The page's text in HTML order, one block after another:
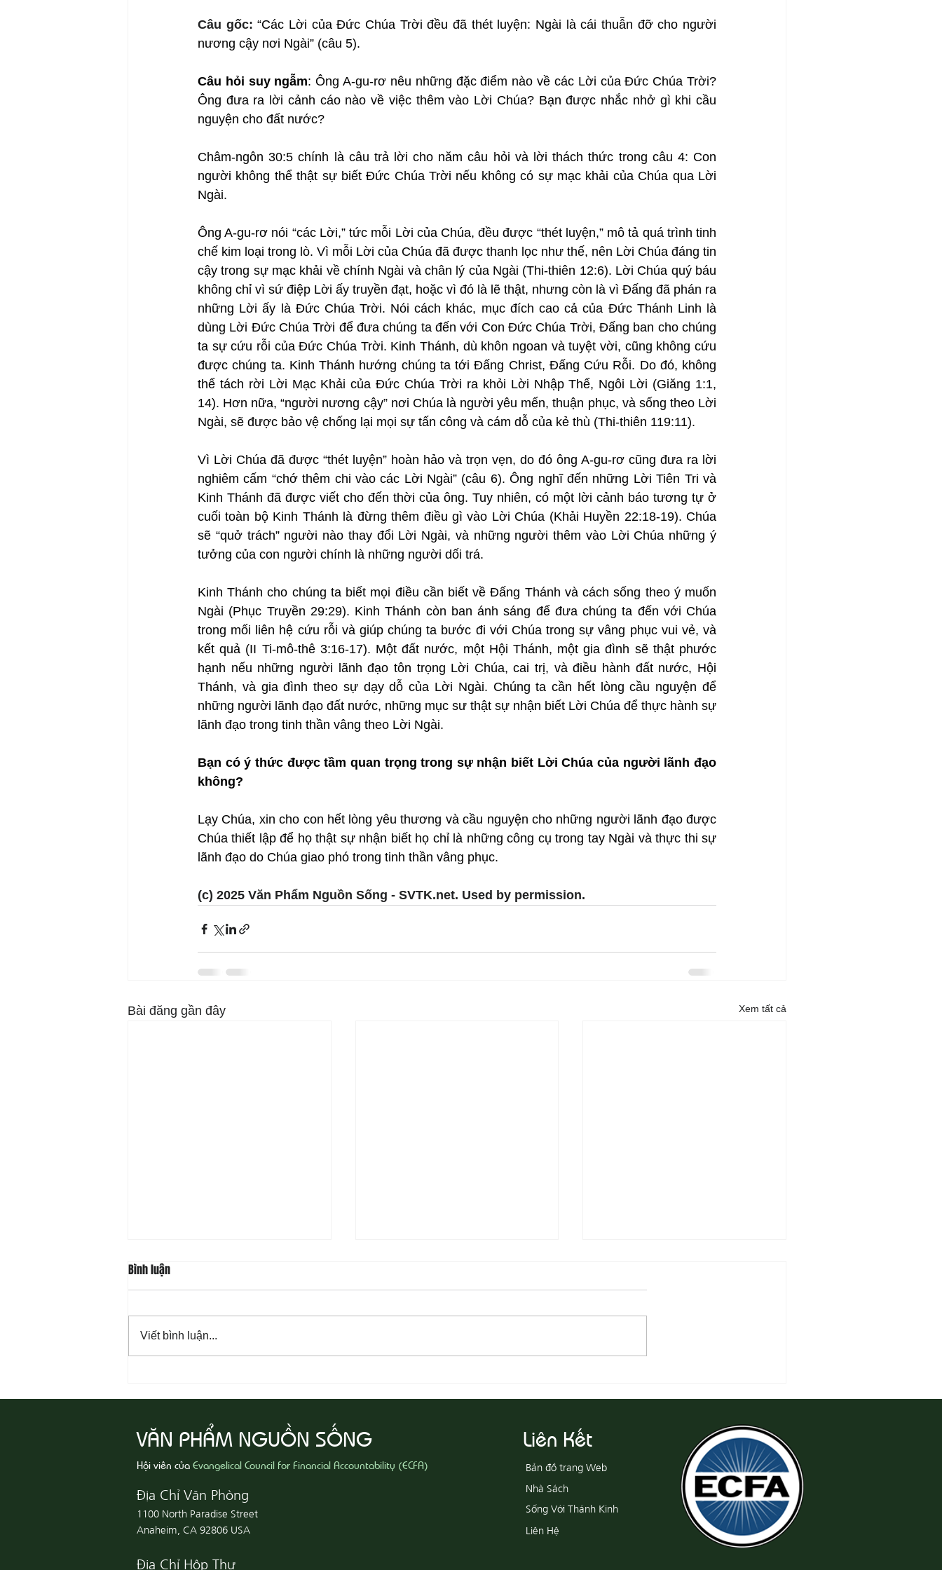
Câu gốc: “Các Lời của Đức Chúa Trời đều đã thét luyện: Ngài là cái thuẫn đỡ cho người
nương cậy nơi Ngài” (câu 5).
Câu hỏi suy ngẫm: Ông A-gu-rơ nêu những đặc điểm nào về các Lời của Đức Chúa Trời?
Ông đưa ra lời cảnh cáo nào về việc thêm vào Lời Chúa? Bạn được nhắc nhở gì khi cầu
nguyện cho đất nước?
Châm-ngôn 30:5 chính là câu trả lời cho năm câu hỏi và lời thách thức trong câu 4: Con
người không thể thật sự biết Đức Chúa Trời nếu không có sự mạc khải của Chúa qua Lời
Ngài.
Ông A-gu-rơ nói “các Lời,” tức mỗi Lời của Chúa, đều được “thét luyện,” mô tả quá trình tinh
chế kim loại trong lò. Vì mỗi Lời của Chúa đã được thanh lọc như thế, nên Lời Chúa đáng tin
cậy trong sự mạc khải về chính Ngài và chân lý của Ngài (Thi-thiên 12:6). Lời Chúa quý báu
không chỉ vì sứ điệp Lời ấy truyền đạt, hoặc vì đó là lẽ thật, nhưng còn là vì Đấng đã phán ra
những Lời ấy là Đức Chúa Trời. Nói cách khác, mục đích cao cả của Đức Thánh Linh là
dùng Lời Đức Chúa Trời để đưa chúng ta đến với Con Đức Chúa Trời, Đấng ban cho chúng
ta sự cứu rỗi của Đức Chúa Trời. Kinh Thánh, dù khôn ngoan và tuyệt vời, cũng không cứu
được chúng ta. Kinh Thánh hướng chúng ta tới Đấng Christ, Đấng Cứu Rỗi. Do đó, không
thể tách rời Lời Mạc Khải của Đức Chúa Trời ra khỏi Lời Nhập Thể, Ngôi Lời (Giăng 1:1,
14). Hơn nữa, “người nương cậy” nơi Chúa là người yêu mến, thuận phục, và sống theo Lời
Ngài, sẽ được bảo vệ chống lại mọi sự tấn công và cám dỗ của kẻ thù (Thi-thiên 119:11).
Vì Lời Chúa đã được “thét luyện” hoàn hảo và trọn vẹn, do đó ông A-gu-rơ cũng đưa ra lời
nghiêm cấm “chớ thêm chi vào các Lời Ngài” (câu 6). Ông nghĩ đến những Lời Tiên Tri và
Kinh Thánh đã được viết cho đến thời của ông. Tuy nhiên, có một lời cảnh báo tương tự ở
cuối toàn bộ Kinh Thánh là đừng thêm điều gì vào Lời Chúa (Khải Huyền 22:18-19). Chúa
sẽ “quở trách” người nào thay đổi Lời Ngài, và những người thêm vào Lời Chúa những ý
tưởng của con người chính là những người dối trá.
Kinh Thánh cho chúng ta biết mọi điều cần biết về Đấng Thánh và cách sống theo ý muốn
Ngài (Phục Truyền 29:29). Kinh Thánh còn ban ánh sáng để đưa chúng ta đến với Chúa
trong mối liên hệ cứu rỗi và giúp chúng ta bước đi với Chúa trong sự vâng phục vui vẻ, và
kết quả (II Ti-mô-thê 3:16-17). Một đất nước, một Hội Thánh, một gia đình sẽ thật phước
hạnh nếu những người lãnh đạo tôn trọng Lời Chúa, cai trị, và điều hành đất nước, Hội
Thánh, và gia đình theo sự dạy dỗ của Lời Ngài. Chúng ta cần hết lòng cầu nguyện để
những người lãnh đạo đất nước, những mục sư thật sự nhận biết Lời Chúa để thực hành sự
lãnh đạo trong tinh thần vâng theo Lời Ngài.
Bạn có ý thức được tầm quan trọng trong sự nhận biết Lời Chúa của người lãnh đạo
không?
Lạy Chúa, xin cho con hết lòng yêu thương và cầu nguyện cho những người lãnh đạo được
Chúa thiết lập để họ thật sự nhận biết họ chỉ là những công cụ trong tay Ngài và thực thi sự
lãnh đạo do Chúa giao phó trong tinh thần vâng phục.
(c) 2025 Văn Phẩm Nguồn Sống - SVTK.net. Used by permission.
Bài đăng gần đây Xem tất cả
Khổ
Ác
Bình luận
Viết bình luận...
VĂN PHẨM NGUỒN SỐNG
Hội viên củaEvangelical Council for Financial Accountability (ECFA)
Địa Chỉ Văn Phòng
1100 North Paradise Street
Anaheim, CA 92806 USA
Địa Chỉ Hộp Thư
Liên Kết
Bản đồ trang Web
Nhà Sách
Sống Với Thánh Kinh
Liên Hệ